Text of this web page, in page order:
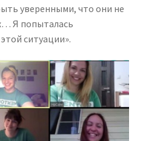
уверенными, что они не
Я попыталась
ситуации».